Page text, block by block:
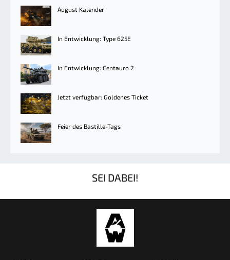
August Kalender
In Entwicklung: Type 625E
In Entwicklung: Centauro 2
Jetzt verfügbar: Goldenes Ticket
Feier des Bastille-Tags
SEI DABEI!